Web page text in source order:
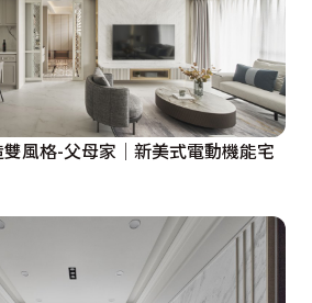
風格-父母家│新美式電動機能宅